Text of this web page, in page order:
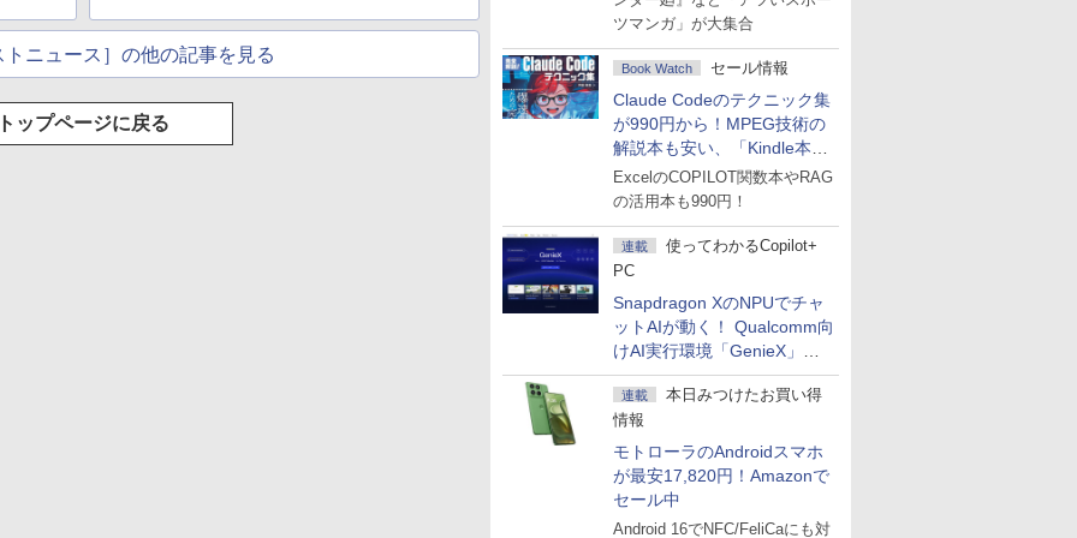
ツマンガ」が大集合
Book Watch セール情報
Claude Codeのテクニック集
が990円から！MPEG技術の
解説本も安い、「Kindle本サ
マーセール」第2弾開始！
ExcelのCOPILOT関数本やRAG
の活用本も990円！
連載
使ってわかるCopilot+
PC
Snapdragon XのNPUでチャ
ットAIが動く！ Qualcomm向
けAI実行環境「GenieX」を
試してみた
連載
本日みつけたお買い得
情報
モトローラのAndroidスマホ
が最安17,820円！Amazonで
セール中
Android 16でNFC/FeliCaにも対
トニュース］の他の記事を見る
トップページに戻る